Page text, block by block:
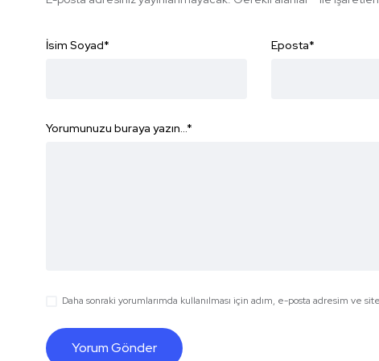
İsim Soyad* Eposta*
Yorumunuzu buraya yazın...*
Daha sonraki yorumlarımda kullanılması için adım, e-posta adresim ve